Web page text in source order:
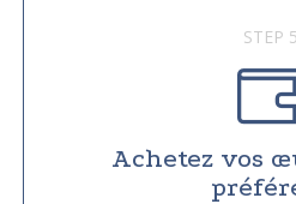
STEP 5
Achetez vos